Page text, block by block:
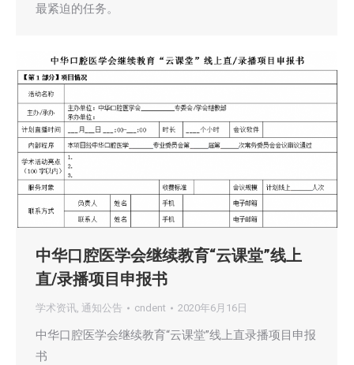
最紧迫的任务。
中华口腔医学会继续教育“云课堂”线上
直/录播项目申报书
学术资讯, 通知公告 cndent 2020年6月16日
中华口腔医学会继续教育“云课堂”线上直录播项目申报
书